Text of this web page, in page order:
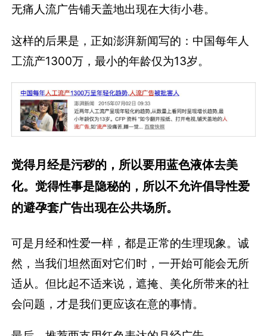
无痛人流广告铺天盖地出现在大街小巷。
这样的后果是，正如澎湃新闻写的：中国每年人
工流产1300万，最小的年龄仅为13岁。
觉得月经是污秽的，所以要用蓝色液体去美
化。觉得性事是隐秘的，所以不允许倡导性爱
的避孕套广告出现在公共场所。
可是月经和性爱一样，都是正常的生理现象。诚
然，当我们坦然面对它们时，一开始可能会无所
适从。但比起不适来说，遮掩、美化所带来的社
会问题，才是我们更应该在意的事情。